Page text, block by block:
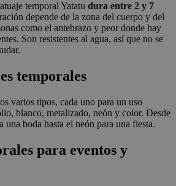
temporal Yatatu dura entre 2 y 7
depende de la zona del cuerpo y del
como el antebrazo y peor donde hay
Son resistentes al agua, así que no se
temporales
varios tipos, cada uno para un uso
blanco, metalizado, neón y color. Desde
una boda hasta el neón para una fiesta.
para eventos y